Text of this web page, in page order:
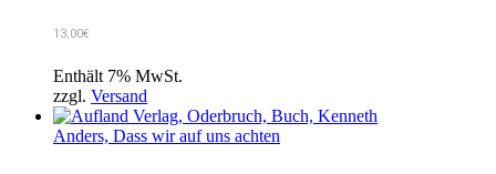
13,00€
Enthält 7% MwSt.
zzgl. Versand